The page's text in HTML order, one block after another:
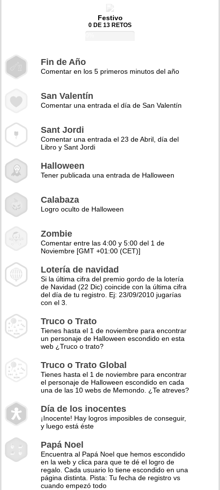
Festivo
0 DE 13 RETOS
Fin de Año
Comentar en los 5 primeros minutos del año
San Valentín
Comentar una entrada el día de San Valentín
Sant Jordi
Comentar una entrada el 23 de Abril, día del
Libro y Sant Jordi
Halloween
Tener publicada una entrada de Halloween
Calabaza
Logro oculto de Halloween
Zombie
Comentar entre las 4:00 y 5:00 del 1 de
Noviembre [GMT +01:00 (CET)]
Lotería de navidad
Si la última cifra del premio gordo de la lotería
de Navidad (22 Dic) coincide con la última cifra
del día de tu registro. Ej: 23/09/2010 jugarías
con el 3.
Truco o Trato
Tienes hasta el 1 de noviembre para encontrar
un personaje de Halloween escondido en esta
web ¿Truco o trato?
Truco o Trato Global
Tienes hasta el 1 de noviembre para encontrar
el personaje de Halloween escondido en cada
una de las 10 webs de Memondo. ¿Te atreves?
Día de los inocentes
¡Inocente! Hay logros imposibles de conseguir,
y luego está éste
Papá Noel
Encuentra al Papá Noel que hemos escondido
en la web y clica para que te dé el logro de
regalo. Cada usuario lo tiene escondido en una
página distinta. Pista: Tu fecha de registro vs
cuando empezó todo